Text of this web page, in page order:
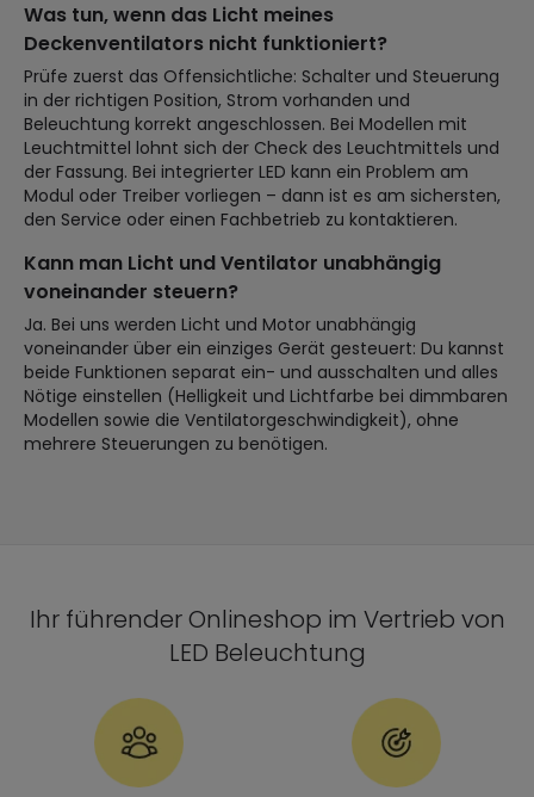
Was tun, wenn das Licht meines
Deckenventilators nicht funktioniert?
Prüfe zuerst das Offensichtliche: Schalter und Steuerung
in der richtigen Position, Strom vorhanden und
Beleuchtung korrekt angeschlossen. Bei Modellen mit
Leuchtmittel lohnt sich der Check des Leuchtmittels und
der Fassung. Bei integrierter LED kann ein Problem am
Modul oder Treiber vorliegen – dann ist es am sichersten,
den Service oder einen Fachbetrieb zu kontaktieren.
Kann man Licht und Ventilator unabhängig
voneinander steuern?
Ja. Bei uns werden Licht und Motor unabhängig
voneinander über ein einziges Gerät gesteuert: Du kannst
beide Funktionen separat ein- und ausschalten und alles
Nötige einstellen (Helligkeit und Lichtfarbe bei dimmbaren
Modellen sowie die Ventilatorgeschwindigkeit), ohne
mehrere Steuerungen zu benötigen.
Ihr führender Onlineshop im Vertrieb von
LED Beleuchtung